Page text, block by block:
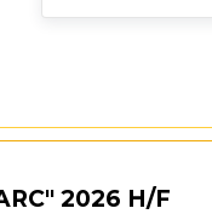
2026 H/F